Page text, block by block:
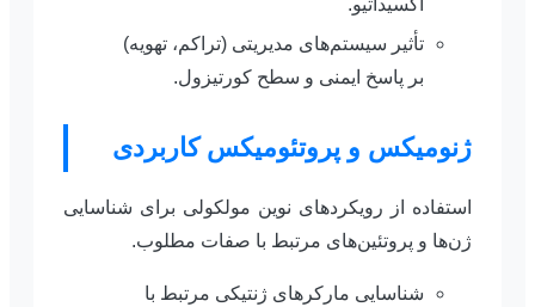
اکسیداتیو.
تأثیر سیستم‌های مدیریتی (تراکم، تهویه)
بر پاسخ ایمنی و سطح کورتیزول.
ژنومیکس و پروتئومیکس کاربردی
استفاده از رویکردهای نوین مولکولی برای شناسایی
ژن‌ها و پروتئین‌های مرتبط با صفات مطلوب.
شناسایی مارکرهای ژنتیکی مرتبط با